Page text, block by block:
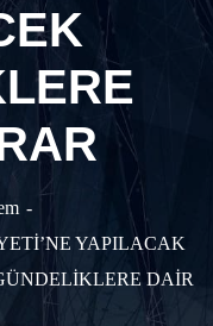
YAPILACAK
DAİR